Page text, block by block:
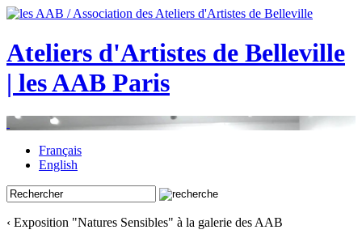
Ateliers d'Artistes de Belleville
| les AAB Paris
Français
English
‹ Exposition "Natures Sensibles" à la galerie des AAB